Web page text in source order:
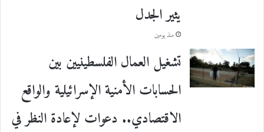
يثير الجدل
منذ يومين
تشغيل العمال الفلسطينيين بين
الحسابات الأمنية الإسرائيلية والواقع
الاقتصادي.. دعوات لإعادة النظر في